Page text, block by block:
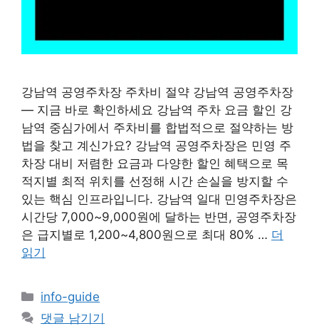
강남역 공영주차장 주차비 절약 강남역 공영주차장
— 지금 바로 확인하세요 강남역 주차 요금 할인 강
남역 중심가에서 주차비를 합법적으로 절약하는 방
법을 찾고 계신가요? 강남역 공영주차장은 민영 주
차장 대비 저렴한 요금과 다양한 할인 혜택으로 목
적지별 최적 위치를 선정해 시간 손실을 방지할 수
있는 핵심 인프라입니다. 강남역 일대 민영주차장은
시간당 7,000~9,000원에 달하는 반면, 공영주차장
은 급지별로 1,200~4,800원으로 최대 80% … 더
읽기
카
테
info-guide
댓글 남기기